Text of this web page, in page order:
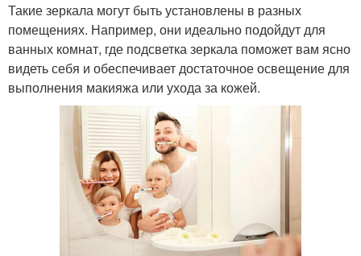
Такие зеркала могут быть установлены в разных
помещениях. Например, они идеально подойдут для
ванных комнат, где подсветка зеркала поможет вам ясно
видеть себя и обеспечивает достаточное освещение для
выполнения макияжа или ухода за кожей.